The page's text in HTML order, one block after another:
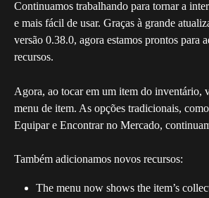
Continuamos trabalhando para tornar a
e mais fácil de usar. Graças à grande
versão 0.38.0, agora estamos prontos para
recursos.
Agora, ao tocar em um item do inventário,
menu de item. As opções tradicionais,
Equipar e Encontrar no Mercado,
Também adicionamos novos recursos:
The menu now shows the item’s